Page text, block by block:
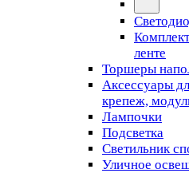
ленте
Торшеры
Аксессуары
крепеж,
Лампочки
Подсветка
Светильник
Уличное